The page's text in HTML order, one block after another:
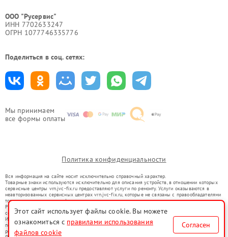
Мы принимаем
все формы оплаты
ООО "Русервис"
ИНН 7702633247
ОГРН 1077746335776
Поделиться в соц. сетях:
Политика конфиденциальности
Вся информация на сайте носит исключительно справочный характер.
Товарные знаки используются исключительно для описания устройств, в отношении которых
сервисные центры vrn.jvc-fix.ru предоставляют услуги по ремонту. Услуги оказываются в
неавторизованных сервисных центрах vrn.jvc-fix.ru, которые не связаны с правообладателями
товарных знаков или их официальными представителями.
Ремонт осуществляется для устройств, уже введенных в гражданский оборот в соответствии
со статьей 1487 ГК РФ.
Использование товарных знаков не преследует цели индивидуализации услуг или введения
потребителей в заблуждение, а служит для информирования о предоставляемых услугах по
ремонту техники указанных брендов.
Этот сайт использует файлы cookie. Вы можете
ознакомиться с правилами использования
файлов cookie
Согласен